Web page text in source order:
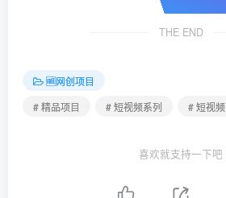
THE END
🆓网创项目
# 精品项目
# 短视频系列 # 短视频
喜欢就支持一下吧